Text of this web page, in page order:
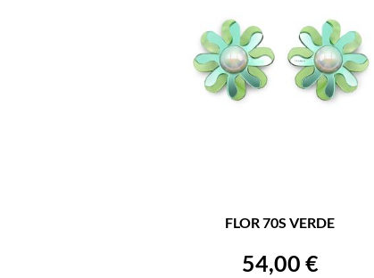
FLOR 70S VERDE
54,00 €